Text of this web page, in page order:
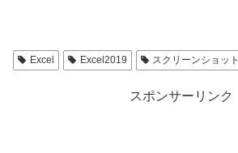
Excel Excel2019 スクリーンショット
スポンサーリンク